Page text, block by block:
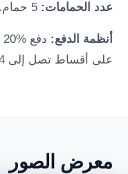
عدد الحمامات: 5 حمام.
أنظمة الدفع:
على أقساط تصل إلى 4 سنوات.
معرض الصور